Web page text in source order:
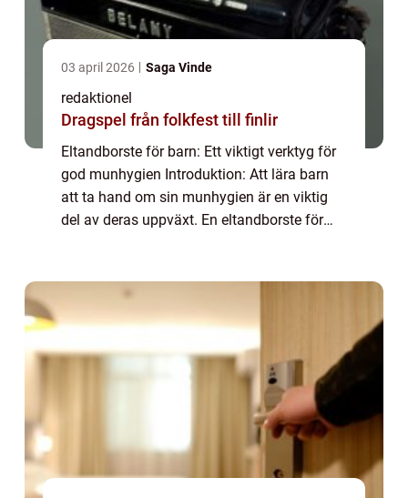
03 april 2026 Saga Vinde
redaktionel
Dragspel från folkfest till finlir
Eltandborste för barn: Ett viktigt verktyg för
god munhygien Introduktion: Att lära barn
att ta hand om sin munhygien är en viktig
del av deras uppväxt. En eltandborste för